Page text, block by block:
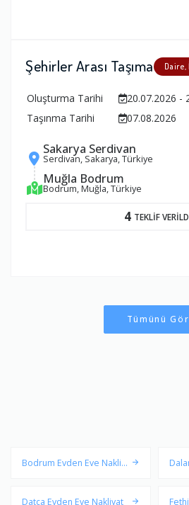
Şehirler Arası Taşıma Daire,
Oluşturma Tarihi
20.07.2026 -
Taşınma Tarihi
07.08.2026
Sakarya Serdivan
Serdivan, Sakarya, Türkiye
Muğla Bodrum
Bodrum, Muğla, Türkiye
4 TEKLİF
Tümünü Gör
Bodrum Evden Eve Nakliya
Datça Evden Eve Nakliyat